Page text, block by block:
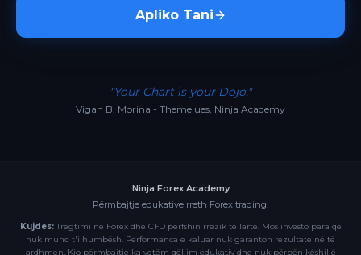
Apliko Tani
"Your Chart is your Dojo."
Vigan B. Morina - Themelues, Ninja Academy
Ninja Forex Academy
Përmbajtje edukative rreth Forex trading.
Kujdes:Tregtimi në Forex dhe CFD përfshin rrezik të lartë. Mos investo para që
nuk mund t'i humbësh. Performanca e kaluar nuk garanton rezultate në të
ardhmen. Kjo përmbajtje ka vetëm qëllim edukativ dhe nuk përbën këshillë